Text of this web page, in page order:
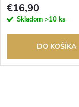
€16,90
Skladom >10 ks
DO KOŠÍKA